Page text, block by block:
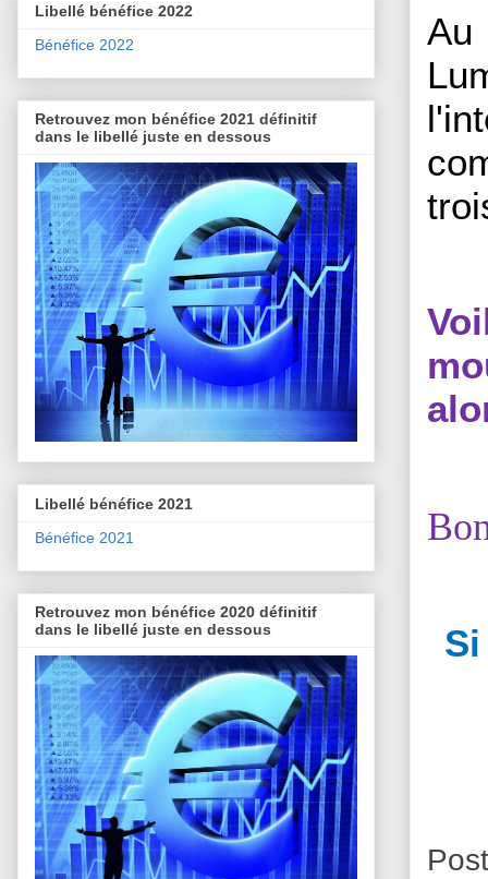
Au
Libellé bénéfice 2022
Bénéfice 2022
Retrouvez mon bénéfice 2021 définitif
dans le libellé juste en dessous
Libellé bénéfice 2021
Bénéfice 2021
Retrouvez mon bénéfice 2020 définitif
dans le libellé juste en dessous